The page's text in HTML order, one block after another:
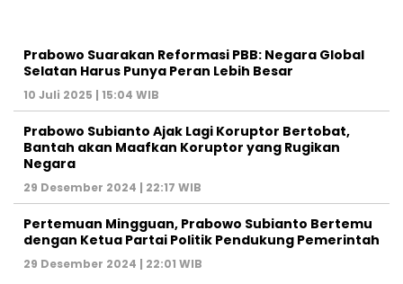
Prabowo Suarakan Reformasi PBB: Negara Global
Selatan Harus Punya Peran Lebih Besar
10 Juli 2025 | 15:04 WIB
Prabowo Subianto Ajak Lagi Koruptor Bertobat,
Bantah akan Maafkan Koruptor yang Rugikan
Negara
29 Desember 2024 | 22:17 WIB
Pertemuan Mingguan, Prabowo Subianto Bertemu
dengan Ketua Partai Politik Pendukung Pemerintah
29 Desember 2024 | 22:01 WIB